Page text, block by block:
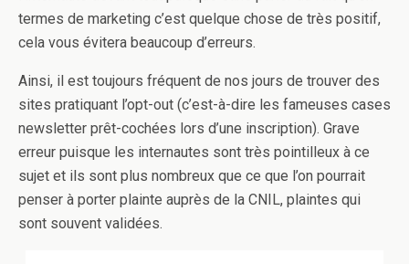
termes de marketing c’est quelque chose de très positif,
cela vous évitera beaucoup d’erreurs.
Ainsi, il est toujours fréquent de nos jours de trouver des
sites pratiquant l’opt-out (c’est-à-dire les fameuses cases
newsletter prêt-cochées lors d’une inscription). Grave
erreur puisque les internautes sont très pointilleux à ce
sujet et ils sont plus nombreux que ce que l’on pourrait
penser à porter plainte auprès de la CNIL, plaintes qui
sont souvent validées.